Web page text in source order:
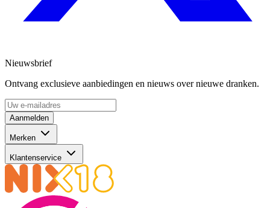
Nieuwsbrief
Ontvang exclusieve aanbiedingen en nieuws over nieuwe dranken.
Aanmelden
Merken
Klantenservice